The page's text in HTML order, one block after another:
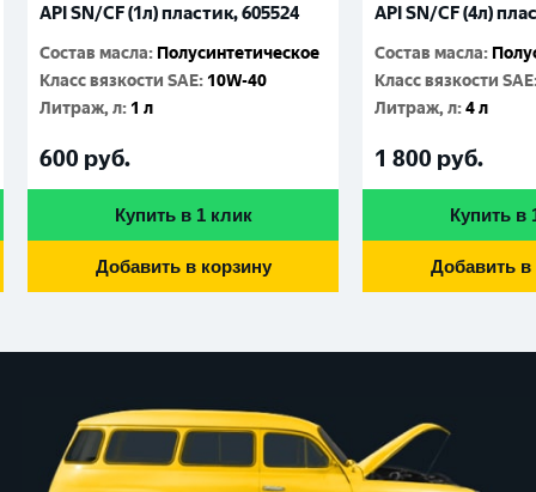
API SN/CF (1л) пластик, 605524
Состав масла: Полусинтетическое
Класс вязкости SAE: 10W-40
Литраж, л: 1 л
600 руб.
Купить в 1 клик
Добавить в корзину
API SN/CF (4л)
Состав масла:
Класс вязкости SAE
Литраж, л:4 л
1 800 руб.
Купить в
Добавить в